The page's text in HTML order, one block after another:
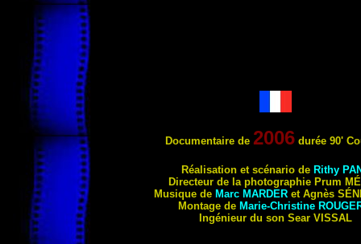
Documentaire de 2006 durée 90'
Réalisation et scénario de Rithy
Directeur de la photographie Prum
Musique de Marc MARDER et Agnès
Montage de Marie-Christine
Ingénieur du son Sear VISSAL